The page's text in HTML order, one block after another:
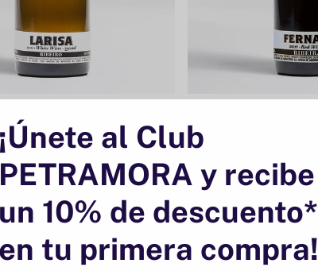
DE GOMARIZ
Página 1 de 1
¡Únete al Club
PETRAMORA y recibe
un 10% de descuento*
en tu primera compra!